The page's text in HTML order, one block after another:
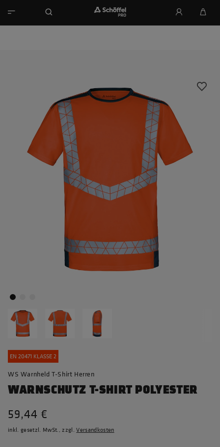
EN 20471 KLASSE 2
WS Warnheld T-Shirt Herren
WARNSCHUTZ T-SHIRT POLYESTER
59,44 €
inkl. gesetzl. MwSt., zzgl.Versandkosten